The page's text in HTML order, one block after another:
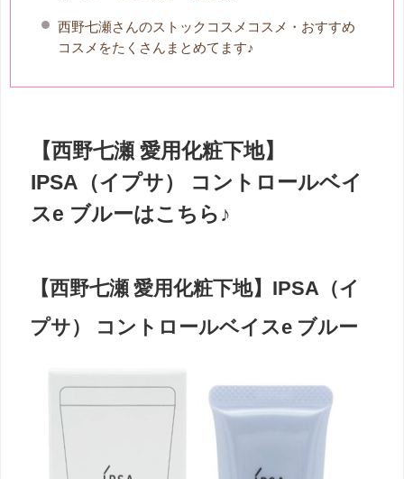
西野七瀬さんのストックコスメコスメ・おすすめ
コスメをたくさんまとめてます♪
【西野七瀬 愛用化粧下地】
IPSA（イプサ） コントロールベイ
スe ブルーはこちら♪
【西野七瀬 愛用化粧下地】IPSA（イ
プサ） コントロールベイスe ブルー